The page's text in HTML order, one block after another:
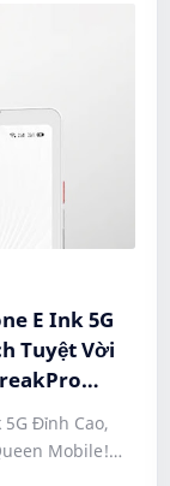
E Ink 5G
Tuyệt Vời
Đỉnh Cao,
Mobile!